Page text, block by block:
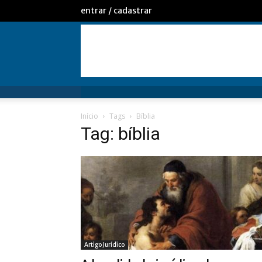
entrar / cadastrar
Início Tags Bíblia
Tag: bíblia
Artigo Jurídico